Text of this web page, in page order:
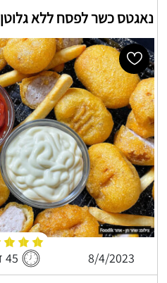
נאגטס כשר לפסח ללא גלוטן
8/4/2023 45 דקות